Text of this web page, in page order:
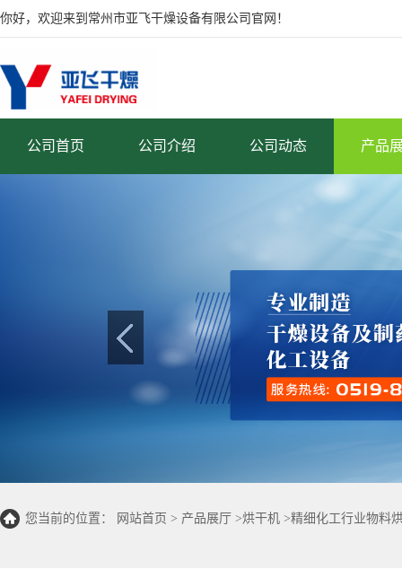
你好，欢迎来到常州市亚飞干燥设备有限公司官网！
公司首页 公司介绍 公司动态 产品
您当前的位置： 网站首页 > 产品展厅 >烘干机 >精细化工行业物料